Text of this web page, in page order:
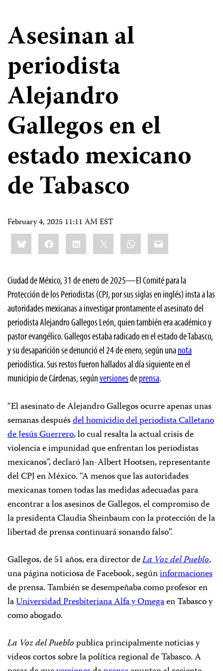
Asesinan al
periodista
Alejandro
Gallegos en el
estado mexicano
de Tabasco
February 4, 2025 11:11 AM EST
Share
this:BlueskyFacebookLinkedIn WhatsApp
Email
Ciudad de México, 31 de enero de 2025—El Comité para la
Protección de los Periodistas (CPJ, por sus siglas en inglés) insta a las
autoridades mexicanas a investigar prontamente el asesinato del
periodista Alejandro Gallegos León, quien también era académico y
pastor evangélico. Gallegos estaba radicado en el estado de Tabasco,
y su desaparición se denunció el 24 de enero, según unanota
periodística. Sus restos fueron hallados al día siguiente en el
municipio de Cárdenas, segúnversionesdeprensa.
“El asesinato de Alejandro Gallegos ocurre apenas unas
semanas despuésdel homicidio del periodista Calletano
de Jesús Guerrero, lo cual resalta la actual crisis de
violencia e impunidad que enfrentan los periodistas
mexicanos”, declaró Jan-Albert Hootsen, representante
del CPJ en México. “A menos que las autoridades
mexicanas tomen todas las medidas adecuadas para
encontrar a los asesinos de Gallegos, el compromiso de
la presidenta Claudia Sheinbaum con la protección de la
libertad de prensa continuará sonando falso”.
Gallegos, de 51 años, era director deLa Voz del Pueblo,
una página noticiosa de Facebook, segúninformaciones
de prensa. También se desempeñaba como profesor en
laUniversidad Presbiteriana Alfa y Omegaen Tabasco y
como abogado.
La Voz del Pueblopublica principalmente noticias y
videos cortos sobre la política regional de Tabasco. A